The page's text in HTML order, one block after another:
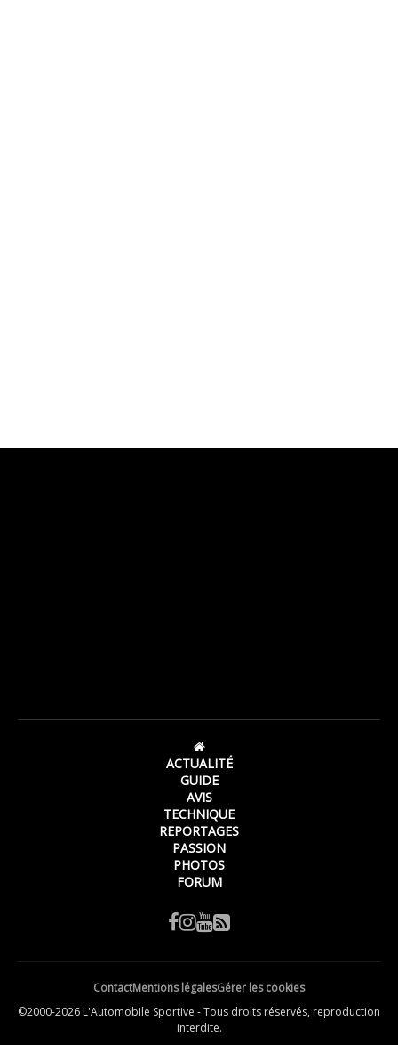
ACTUALITÉ
GUIDE
AVIS
TECHNIQUE
REPORTAGES
PASSION
PHOTOS
FORUM
ContactMentions légalesGérer les cookies
©2000-2026 L'Automobile Sportive - Tous droits réservés, reproduction
interdite.